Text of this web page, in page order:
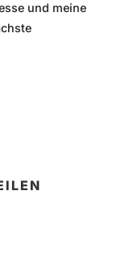
und meine